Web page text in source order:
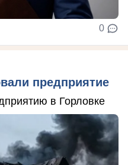
0
предприятие
в Горловке